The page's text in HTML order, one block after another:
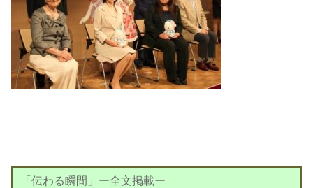
「伝わる瞬間」ー全文掲載ー